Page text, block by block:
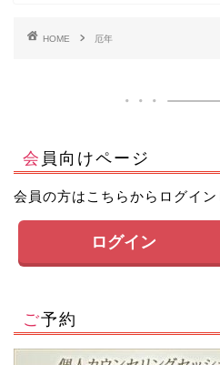
HOME 厄年
会員向けページ
会員の方はこちらからログイン
ログイン
ご予約